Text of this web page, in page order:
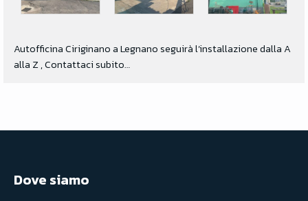
Autofficina Ciriginano a Legnano seguirà l’installazione dalla A
alla Z , Contattaci subito…
Dove siamo